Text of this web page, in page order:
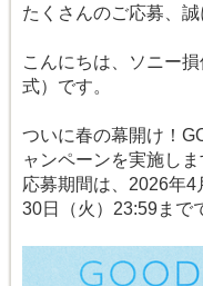
たくさんのご応募、
こんにちは、ソニー
式）です。
ついに春の幕開け！
ャンペーンを実施しま
応募期間は、2026年4
30日（火）23:59まで